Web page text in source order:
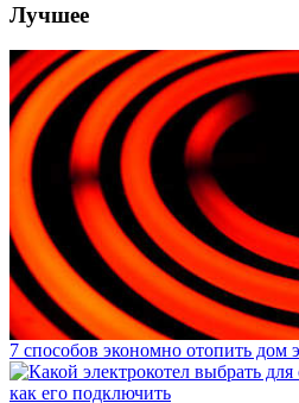
Лучшее
7 способов экономно отопить дом